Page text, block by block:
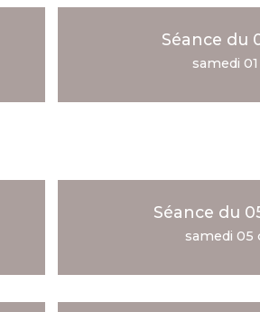
Séance du
samedi
Séance du
samedi 05